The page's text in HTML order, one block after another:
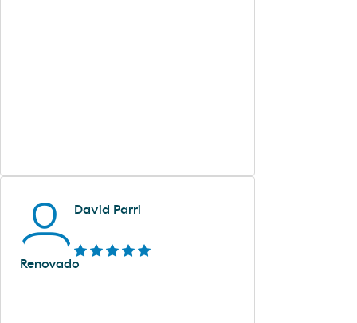
David Parri
Renovado